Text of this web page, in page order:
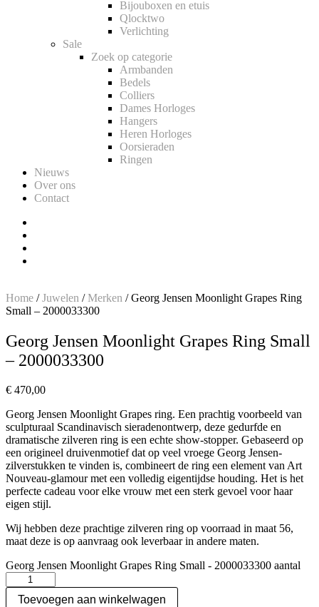
Bijouboxen en etuis
Qlocktwo
Verlichting
Sale
Zoek op categorie
Armbanden
Bedels
Colliers
Dames Horloges
Hangers
Heren Horloges
Oorsieraden
Ringen
Nieuws
Over ons
Contact
Home /Juwelen /Merken / Georg Jensen Moonlight Grapes Ring
Small – 2000033300
Georg Jensen Moonlight Grapes Ring Small
– 2000033300
€ 470,00
Georg Jensen Moonlight Grapes ring. Een prachtig voorbeeld van
sculpturaal Scandinavisch sieradenontwerp, deze gedurfde en
dramatische zilveren ring is een echte show-stopper. Gebaseerd op
een origineel druivenmotief dat op veel vroege Georg Jensen-
zilverstukken te vinden is, combineert de ring een element van Art
Nouveau-glamour met een volledig eigentijdse houding. Het is het
perfecte cadeau voor elke vrouw met een sterk gevoel voor haar
eigen stijl.
Wij hebben deze prachtige zilveren ring op voorraad in maat 56,
maat deze is op aanvraag ook leverbaar in andere maten.
Georg Jensen Moonlight Grapes Ring Small - 2000033300 aantal
Toevoegen aan winkelwagen